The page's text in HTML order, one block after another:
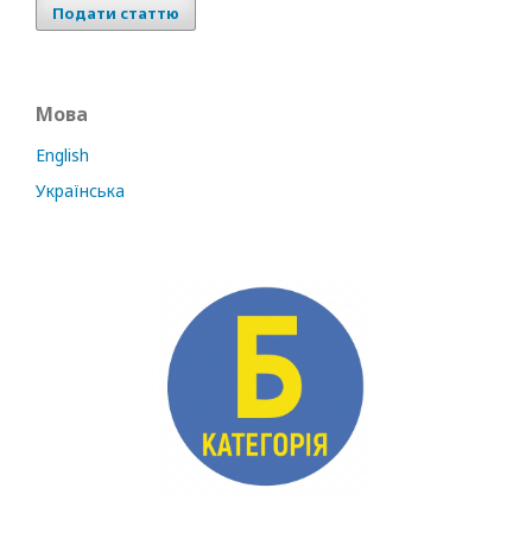
Подати статтю
Мова
English
Українська